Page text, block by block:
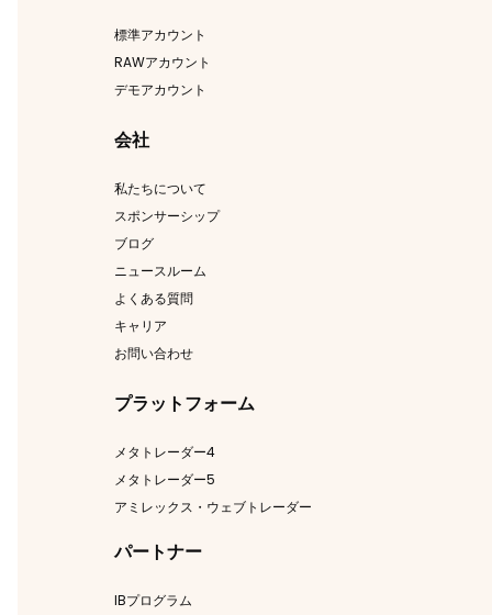
標準アカウント
RAWアカウント
デモアカウント
会社
私たちについて
スポンサーシップ
ブログ
ニュースルーム
よくある質問
キャリア
お問い合わせ
プラットフォーム
メタトレーダー4
メタトレーダー5
アミレックス・ウェブトレーダー
パートナー
IBプログラム